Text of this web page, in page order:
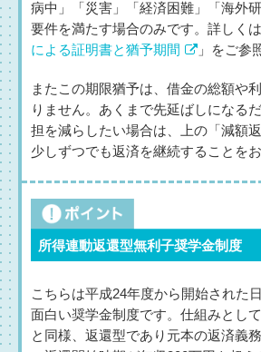
病中」「災害」「経済困難」「海外
要件を満たす場合のみです。詳しく
による証明書と猶予期間
」をご参
またこの期限猶予は、借金の総額や
りません。あくまで先延ばしになる
担を減らしたい場合は、上の「減額
少しずつでも返済を継続することをお
所得連動返還型無利子奨学金制度
こちらは平成24年度から開始された
面白い奨学金制度です。仕組みとし
と同様、返還型であり元本の返済義